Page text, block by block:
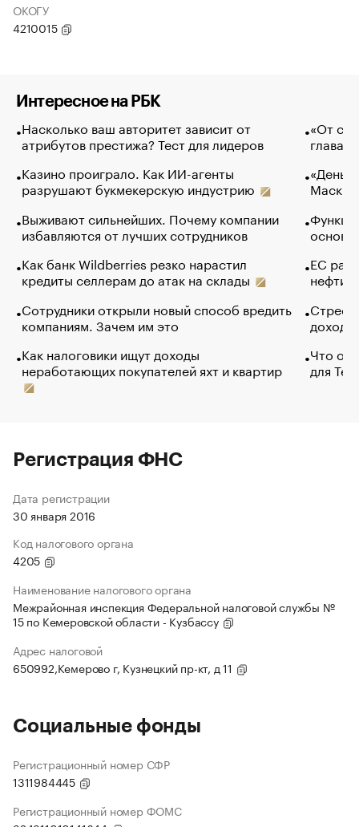
ОКОГУ
4210015
Интересное на РБК
Насколько ваш авторитет зависит от
атрибутов престижа? Тест для лидеров
Казино проиграло. Как ИИ-агенты
разрушают букмекерскую индустрию
Выживают сильнейших. Почему компании
избавляются от лучших сотрудников
Как банк Wildberries резко нарастил
кредиты селлерам до атак на склады
Сотрудники открыли новый способ вредить
компаниям. Зачем им это
Как налоговики ищут доходы
неработающих покупателей яхт и квартир
«От
глава
Маск в
основ
ЕС
нефти
Что
для
Регистрация ФНС
Дата регистрации
30 января 2016
Код налогового органа
4205
Наименование налогового органа
Межрайонная инспекция Федеральной налоговой службы №
15 по Кемеровской области - Кузбассу
Адрес налоговой
650992,Кемерово г, Кузнецкий пр-кт, д 11
Социальные фонды
Регистрационный номер СФР
1311984445
Регистрационный номер ФОМС